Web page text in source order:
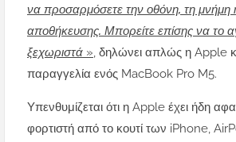
να προσαρμόσετε την οθόνη, τη
αποθήκευσης. Μπορείτε επίσης να το
ξεχωριστά », δηλώνει απλώς η Apple
παραγγελία ενός MacBook Pro M5.
Υπενθυμίζεται ότι η Apple έχει ήδη
φορτιστή από το κουτί των iPhone,